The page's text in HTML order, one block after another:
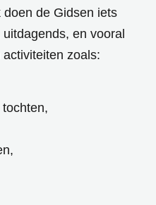
de Gidsen iets
en vooral
zoals: